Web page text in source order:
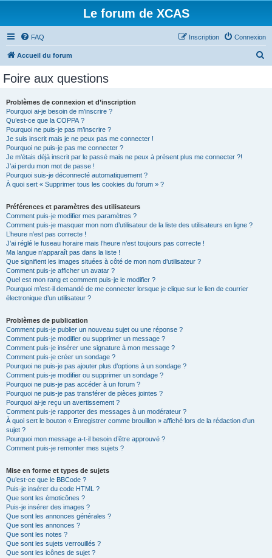
Le forum de XCAS
FAQ Connexion
Inscription
Accueil du forum
Foire aux questions
Problèmes de connexion et d’inscription
Pourquoi ai-je besoin de m’inscrire ?
Qu’est-ce que la COPPA ?
Pourquoi ne puis-je pas m’inscrire ?
Je suis inscrit mais je ne peux pas me connecter !
Pourquoi ne puis-je pas me connecter ?
Je m’étais déjà inscrit par le passé mais ne peux à présent plus me connecter ?!
J’ai perdu mon mot de passe !
Pourquoi suis-je déconnecté automatiquement ?
À quoi sert « Supprimer tous les cookies du forum » ?
Préférences et paramètres des utilisateurs
Comment puis-je modifier mes paramètres ?
Comment puis-je masquer mon nom d’utilisateur de la liste des utilisateurs en ligne ?
L’heure n’est pas correcte !
J’ai réglé le fuseau horaire mais l’heure n’est toujours pas correcte !
Ma langue n’apparaît pas dans la liste !
Que signifient les images situées à côté de mon nom d’utilisateur ?
Comment puis-je afficher un avatar ?
Quel est mon rang et comment puis-je le modifier ?
Pourquoi m’est-il demandé de me connecter lorsque je clique sur le lien de courrier
électronique d’un utilisateur ?
Problèmes de publication
Comment puis-je publier un nouveau sujet ou une réponse ?
Comment puis-je modifier ou supprimer un message ?
Comment puis-je insérer une signature à mon message ?
Comment puis-je créer un sondage ?
Pourquoi ne puis-je pas ajouter plus d’options à un sondage ?
Comment puis-je modifier ou supprimer un sondage ?
Pourquoi ne puis-je pas accéder à un forum ?
Pourquoi ne puis-je pas transférer de pièces jointes ?
Pourquoi ai-je reçu un avertissement ?
Comment puis-je rapporter des messages à un modérateur ?
À quoi sert le bouton « Enregistrer comme brouillon » affiché lors de la rédaction d’un
sujet ?
Pourquoi mon message a-t-il besoin d’être approuvé ?
Comment puis-je remonter mes sujets ?
Mise en forme et types de sujets
Qu’est-ce que le BBCode ?
Puis-je insérer du code HTML ?
Que sont les émoticônes ?
Puis-je insérer des images ?
Que sont les annonces générales ?
Que sont les annonces ?
Que sont les notes ?
Que sont les sujets verrouillés ?
Que sont les icônes de sujet ?